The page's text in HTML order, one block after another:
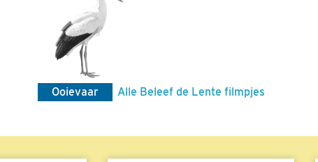
Ooievaar Alle Beleef de Lente filmpjes